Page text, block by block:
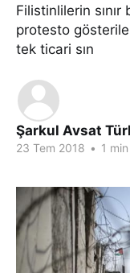
Filistinlilerin
protesto
tek ticari sın
Şarkul Avsat
23 Tem 2018 • 1